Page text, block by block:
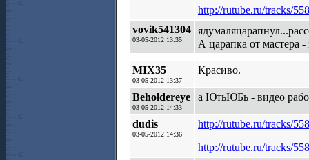
http://rutube.ru/tracks/
vovik541304
03-05-2012 13:35
А царапка от мастера
MIX35
03-05-2012 13:37
Красиво.
Beholdereye
03-05-2012 14:33
а ЮтьЮБь - видео
dudis
03-05-2012 14:36
http://rutube.ru/tracks/
http://rutube.ru/tracks/